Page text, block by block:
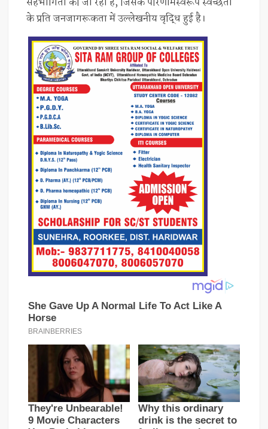
के प्रति जनजागरूकता में उल्लेखनीय वृद्धि हुई है।